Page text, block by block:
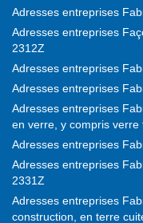
Adresses entreprises
Adresses entreprises
2312Z
Adresses entreprises
Adresses entreprises
Adresses entreprises
en verre, y compris verre
Adresses entreprises
Adresses entreprises
2331Z
Adresses entreprises
construction, en terre